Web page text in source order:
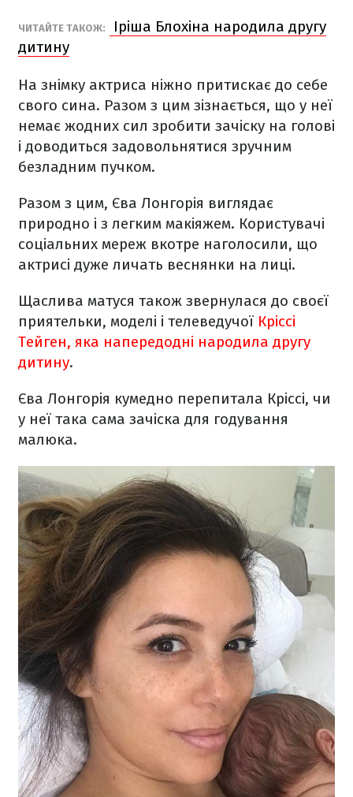
ЧИТАЙТЕ ТАКОЖ:
Іріша Блохіна народила другу
дитину
На знімку актриса ніжно притискає до себе
свого сина. Разом з цим зізнається, що у неї
немає жодних сил зробити зачіску на голові
і доводиться задовольнятися зручним
безладним пучком.
Разом з цим, Єва Лонгорія виглядає
природно і з легким макіяжем. Користувачі
соціальних мереж вкотре наголосили, що
актрисі дуже личать веснянки на лиці.
Щаслива матуся також звернулася до своєї
приятельки, моделі і телеведучої Кріссі
Тейген, яка напередодні народила другу
дитину.
Єва Лонгорія кумедно перепитала Кріссі, чи
у неї така сама зачіска для годування
малюка.